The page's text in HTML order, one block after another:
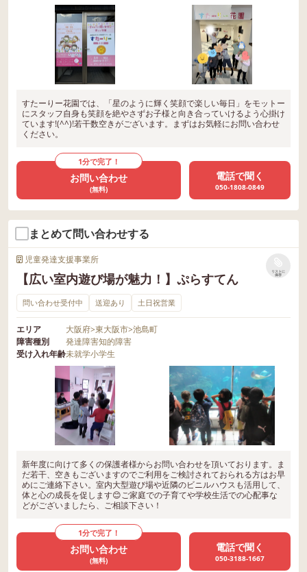
すたーりー花園では、「星のように輝く笑顔で楽しい毎日」をモットー
にスタッフ自身も笑顔を絶やさずお子様と向き合っていけるよう心掛け
ています!(^^)!若干数空きがございます。まずはお気軽にお問い合わせ
ください。
1分で完了！
お問い合わせ
(無料)
電話で聞く
050-1808-0849
まとめて問い合わせする
児童発達支援事業所
【広い室内遊び場が魅力！】ぷらすてん
リストに
保存
問い合わせ受付中 送迎あり 土日祝営業
エリア 大阪府>東大阪市>池島町
障害種別
発達障害知的障害
受け入れ年齢未就学小学生
新年度に向けて多くの保護者様からお問い合わせを頂いております。ま
だ若干、空きもございますのでご利用をご検討されておられる方はお早
めにご連絡下さい。室内大型遊び場や近隣のビニルハウスも活用して、
体と心の成長を促します😊ご家庭での子育てや学校生活での心配事な
どがございましたら、ご相談下さい！
1分で完了！
お問い合わせ
(無料)
電話で聞く
050-3188-1667